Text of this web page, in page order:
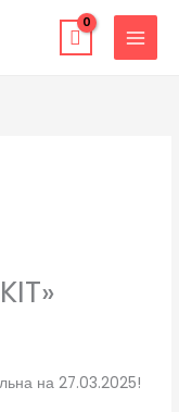
на 27.03.2025!